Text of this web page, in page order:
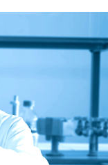
言
窗）